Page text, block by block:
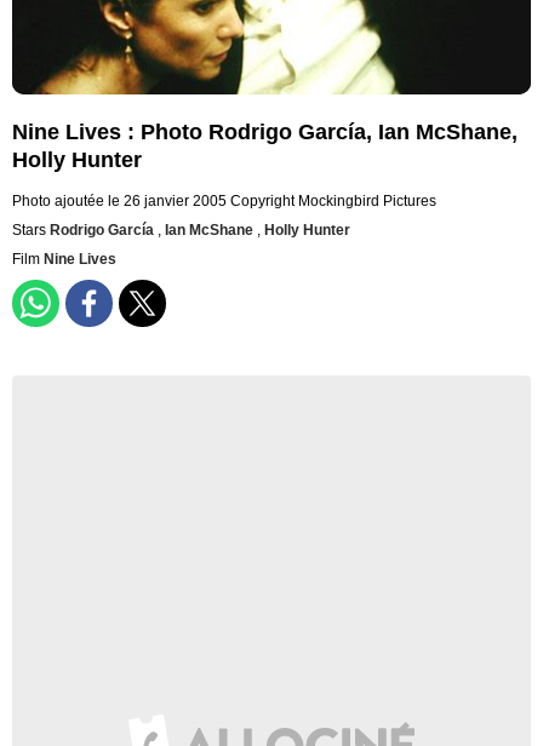
Nine Lives : Photo Rodrigo García, Ian McShane,
Holly Hunter
Photo ajoutée le 26 janvier 2005 Copyright Mockingbird Pictures
Stars Rodrigo García , Ian McShane , Holly Hunter
Film Nine Lives